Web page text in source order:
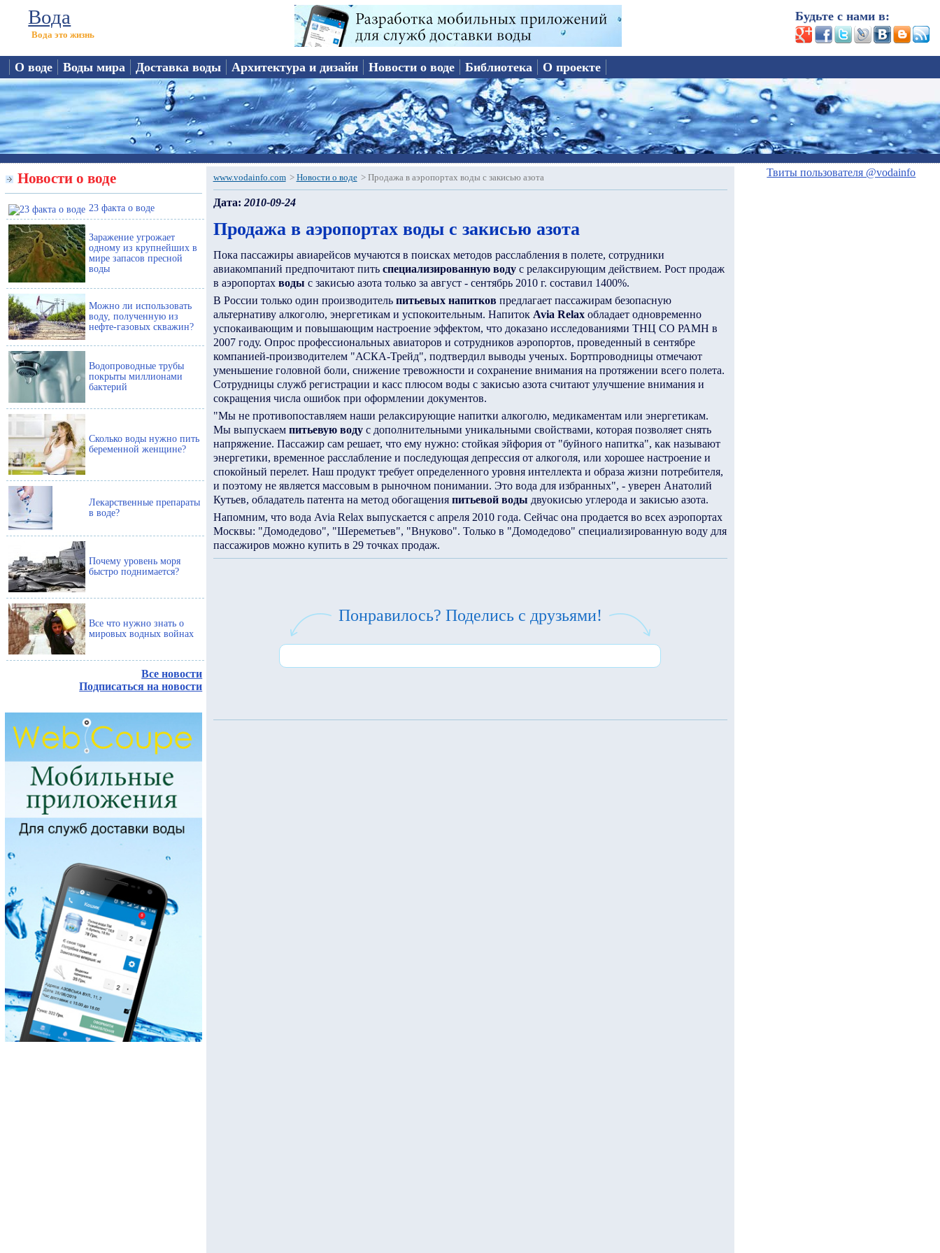
Вода
Вода это жизнь
Будьте с нами в:
О воде Воды мира Доставка воды Архитектура и дизайн Новости о воде Библиотека О проекте
Новости о воде
23 факта о воде
Заражение угрожает
одному из крупнейших в
мире запасов пресной
воды
Можно ли использовать
воду, полученную из
нефте-газовых скважин?
Водопроводные трубы
покрыты миллионами
бактерий
Сколько воды нужно пить
беременной женщине?
Лекарственные препараты
в воде?
Почему уровень моря
быстро поднимается?
Все что нужно знать о
мировых водных войнах
Все новости
Подписаться на новости
www.vodainfo.com > Новости о воде > Продажа в аэропортах воды с закисью азота
Дата: 2010-09-24
Продажа в аэропортах воды с закисью азота
Пока пассажиры авиарейсов мучаются в поисках методов расслабления в полете, сотрудники
авиакомпаний предпочитают пить специализированную водус релаксирующим действием. Рост продаж
в аэропортах воды с закисью азота только за август - сентябрь 2010 г. составил 1400%.
В России только один производитель питьевых напитков предлагает пассажирам безопасную
альтернативу алкоголю, энергетикам и успокоительным. Напиток Avia Relaxобладает одновременно
успокаивающим и повышающим настроение эффектом, что доказано исследованиями ТНЦ СО РАМН в
2007 году. Опрос профессиональных авиаторов и сотрудников аэропортов, проведенный в сентябре
компанией-производителем "АСКА-Трейд", подтвердил выводы ученых. Бортпроводницы отмечают
уменьшение головной боли, снижение тревожности и сохранение внимания на протяжении всего полета.
Сотрудницы служб регистрации и касс плюсом воды с закисью азота считают улучшение внимания и
сокращения числа ошибок при оформлении документов.
"Мы не противопоставляем наши релаксирующие напитки алкоголю, медикаментам или энергетикам.
Мы выпускаем питьевую водус дополнительными уникальными свойствами, которая позволяет снять
напряжение. Пассажир сам решает, что ему нужно: стойкая эйфория от "буйного напитка", как называют
энергетики, временное расслабление и последующая депрессия от алкоголя, или хорошее настроение и
спокойный перелет. Наш продукт требует определенного уровня интеллекта и образа жизни потребителя,
и поэтому не является массовым в рыночном понимании. Это вода для избранных", - уверен Анатолий
Кутьев, обладатель патента на метод обогащения питьевой воды двуокисью углерода и закисью азота.
Напомним, что вода Avia Relax выпускается с апреля 2010 года. Сейчас она продается во всех аэропортах
Москвы: "Домодедово", "Шереметьев", "Внуково". Только в "Домодедово" специализированную воду для
пассажиров можно купить в 29 точках продаж.
Понравилось? Поделись с друзьями!
Твиты пользователя @vodainfo